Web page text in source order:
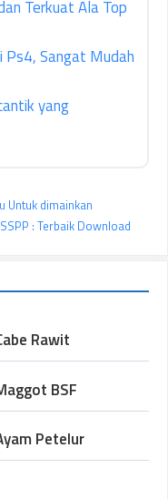
Terkuat Ala Top
Ps4, Sangat Mudah
yang
Untuk dimainkan
: Terbaik Download
Rawit
BSF
Petelur